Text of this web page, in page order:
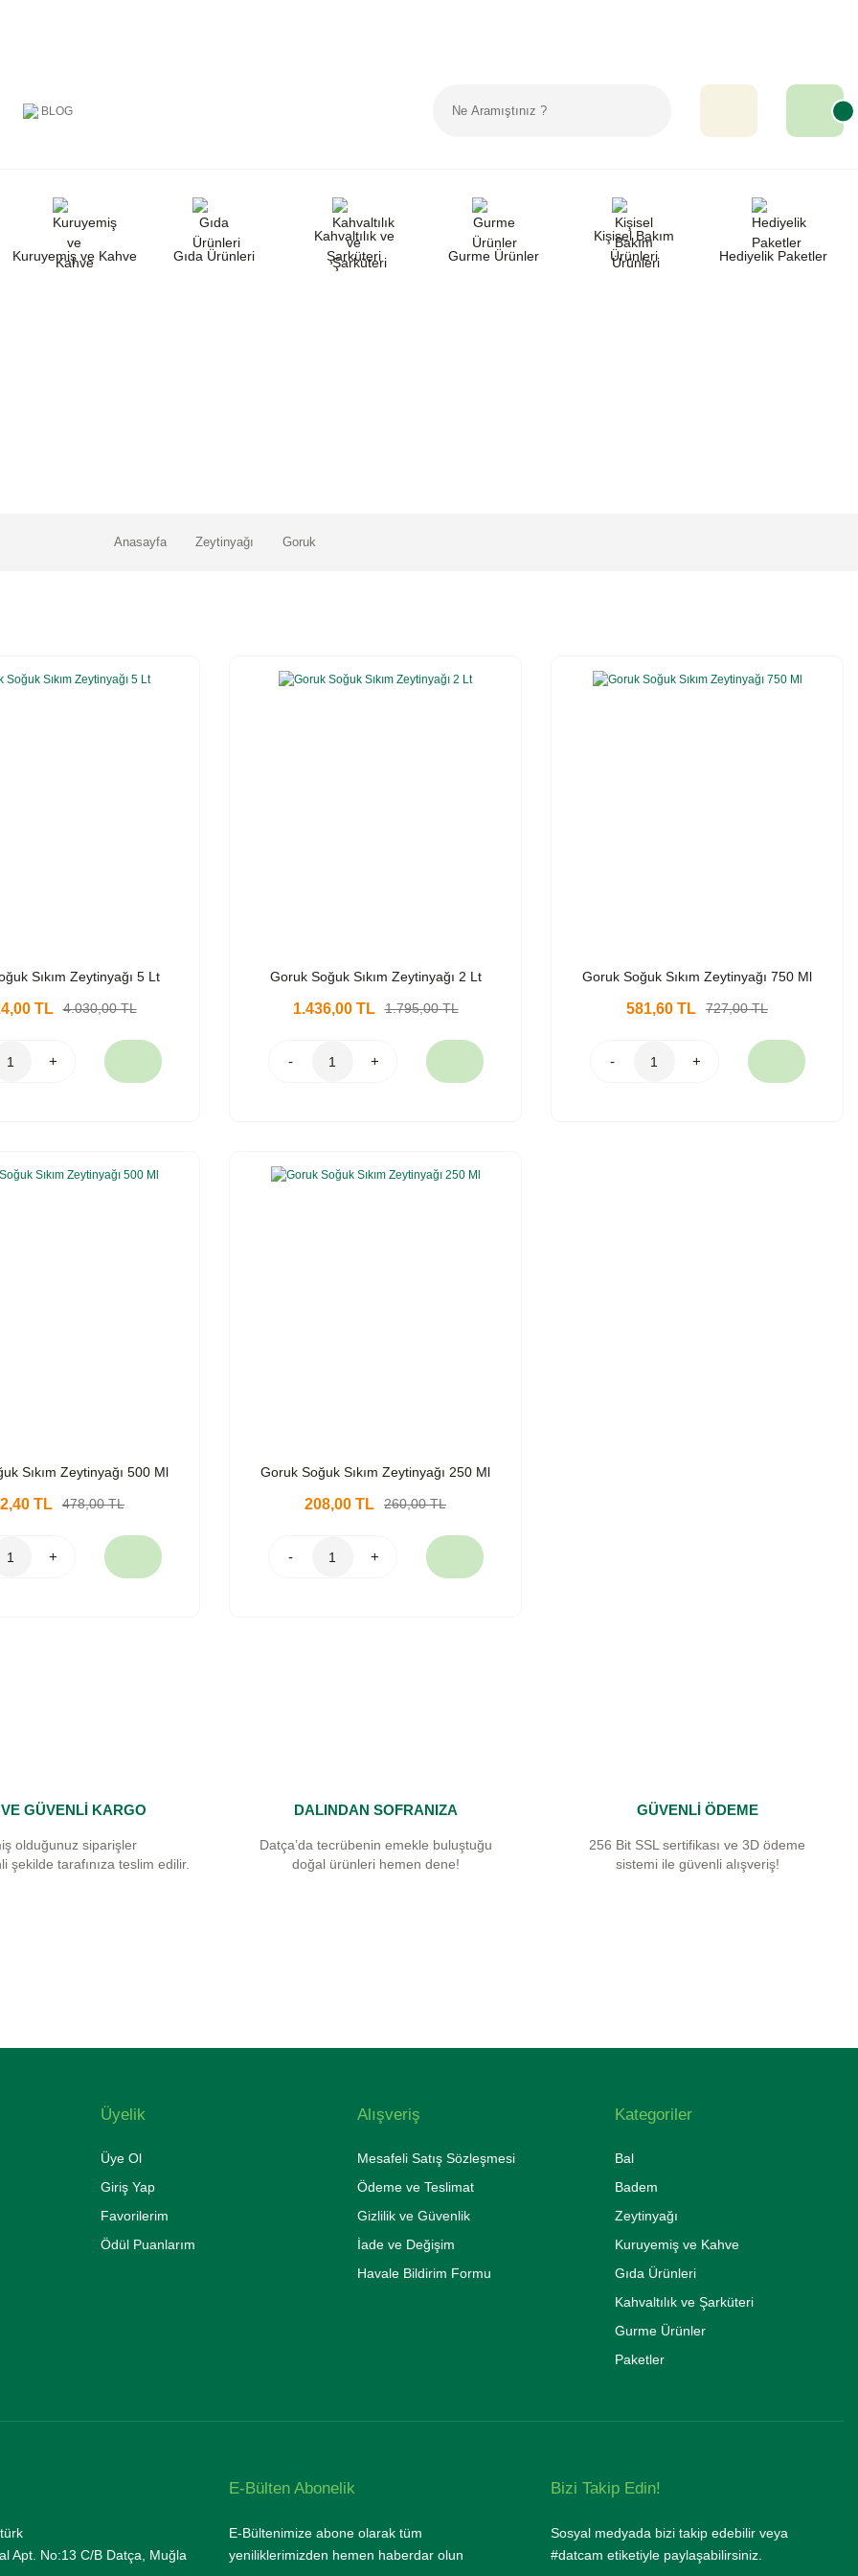
BLOG
Kuruyemiş ve Kahve Gıda Ürünleri
Kahvaltılık ve
Şarküteri
Gurme Ürünler
Kişisel Bakım
Ürünleri
Hediyelik Paketler
Anasayfa Zeytinyağı Goruk
Sıkım Zeytinyağı 5 Lt
TL 4.030,00 TL
+
Goruk Soğuk Sıkım Zeytinyağı 2 Lt
1.436,00 TL 1.795,00 TL
- +
Goruk Soğuk Sıkım Zeytinyağı 750 Ml
581,60 TL 727,00 TL
- +
Sıkım Zeytinyağı 500 Ml
TL 478,00 TL
+
Goruk Soğuk Sıkım Zeytinyağı 250 Ml
208,00 TL 260,00 TL
- +
GÜVENLİ KARGO
olduğunuz siparişler
şekilde tarafınıza teslim edilir.
DALINDAN SOFRANIZA
Datça’da tecrübenin emekle buluştuğu
doğal ürünleri hemen dene!
GÜVENLİ ÖDEME
256 Bit SSL sertifikası ve 3D ödeme
sistemi ile güvenli alışveriş!
Üyelik
Üye Ol
Giriş Yap
Favorilerim
Ödül Puanlarım
Alışveriş
Mesafeli Satış Sözleşmesi
Ödeme ve Teslimat
Gizlilik ve Güvenlik
İade ve Değişim
Havale Bildirim Formu
Kategoriler
Bal
Badem
Zeytinyağı
Kuruyemiş ve Kahve
Gıda Ürünleri
Kahvaltılık ve Şarküteri
Gurme Ürünler
Paketler
Apt. No:13 C/B Datça, Muğla
E-Bülten Abonelik
E-Bültenimize abone olarak tüm
yeniliklerimizden hemen haberdar olun
Bizi Takip Edin!
Sosyal medyada bizi takip edebilir veya
#datcam etiketiyle paylaşabilirsiniz.